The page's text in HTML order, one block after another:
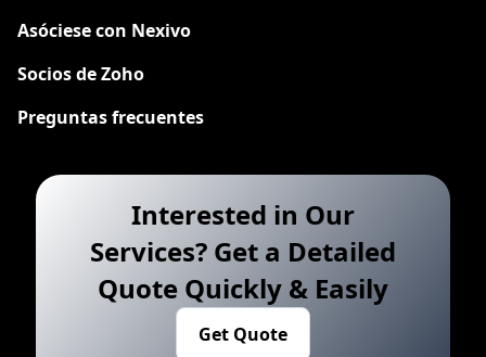
Asóciese con Nexivo
Socios de Zoho
Preguntas frecuentes
Interested in Our
Services? Get a Detailed
Quote Quickly & Easily
Get Quote